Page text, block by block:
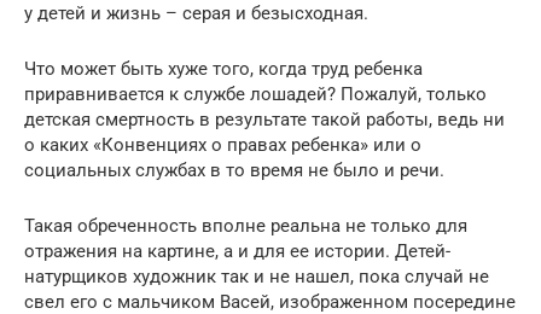
у детей и жизнь – серая и безысходная.
Что может быть хуже того, когда труд ребенка
приравнивается к службе лошадей? Пожалуй, только
детская смертность в результате такой работы, ведь ни
о каких «Конвенциях о правах ребенка» или о
социальных службах в то время не было и речи.
Такая обреченность вполне реальна не только для
отражения на картине, а и для ее истории. Детей-
натурщиков художник так и не нашел, пока случай не
свел его с мальчиком Васей, изображенном посередине